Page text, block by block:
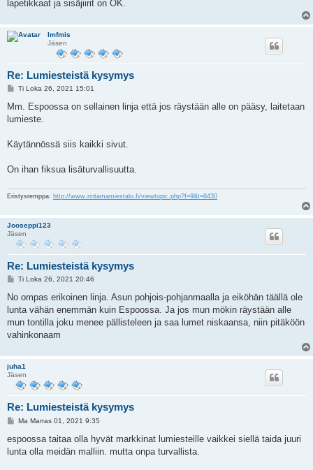
lapetikkaat ja sisäjiirit on OK.
lmfmis
Jäsen
Re: Lumiesteistä kysymys
V
e
t
Ti Loka 26, 2021 15:01
Mm. Espoossa on sellainen linja että jos räystään alle on pääsy, laitetaan
lumieste.
Käytännössä siis kaikki sivut.
On ihan fiksua lisäturvallisuutta.
Eristysremppa: http://www.rintamamiestalo.fi/viewtopic.php?f=9&t=8430
Jooseppi123
Jäsen
Re: Lumiesteistä kysymys
V
e
t
i
Ti Loka 26, 2021 20:46
No ompas erikoinen linja. Asun pohjois-pohjanmaalla ja eiköhän täällä ole
lunta vähän enemmän kuin Espoossa. Ja jos mun mökin räystään alle
mun tontilla joku menee pällisteleen ja saa lumet niskaansa, niin pitäköön
vahinkonaam
juha1
Jäsen
Re: Lumiesteistä kysymys
V
e
s
t
Ma Marras 01, 2021 9:35
espoossa taitaa olla hyvät markkinat lumiesteille vaikkei siellä taida juuri
lunta olla meidän malliin. mutta onpa turvallista.